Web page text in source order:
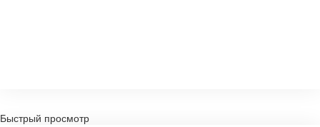
Быстрый просмотр